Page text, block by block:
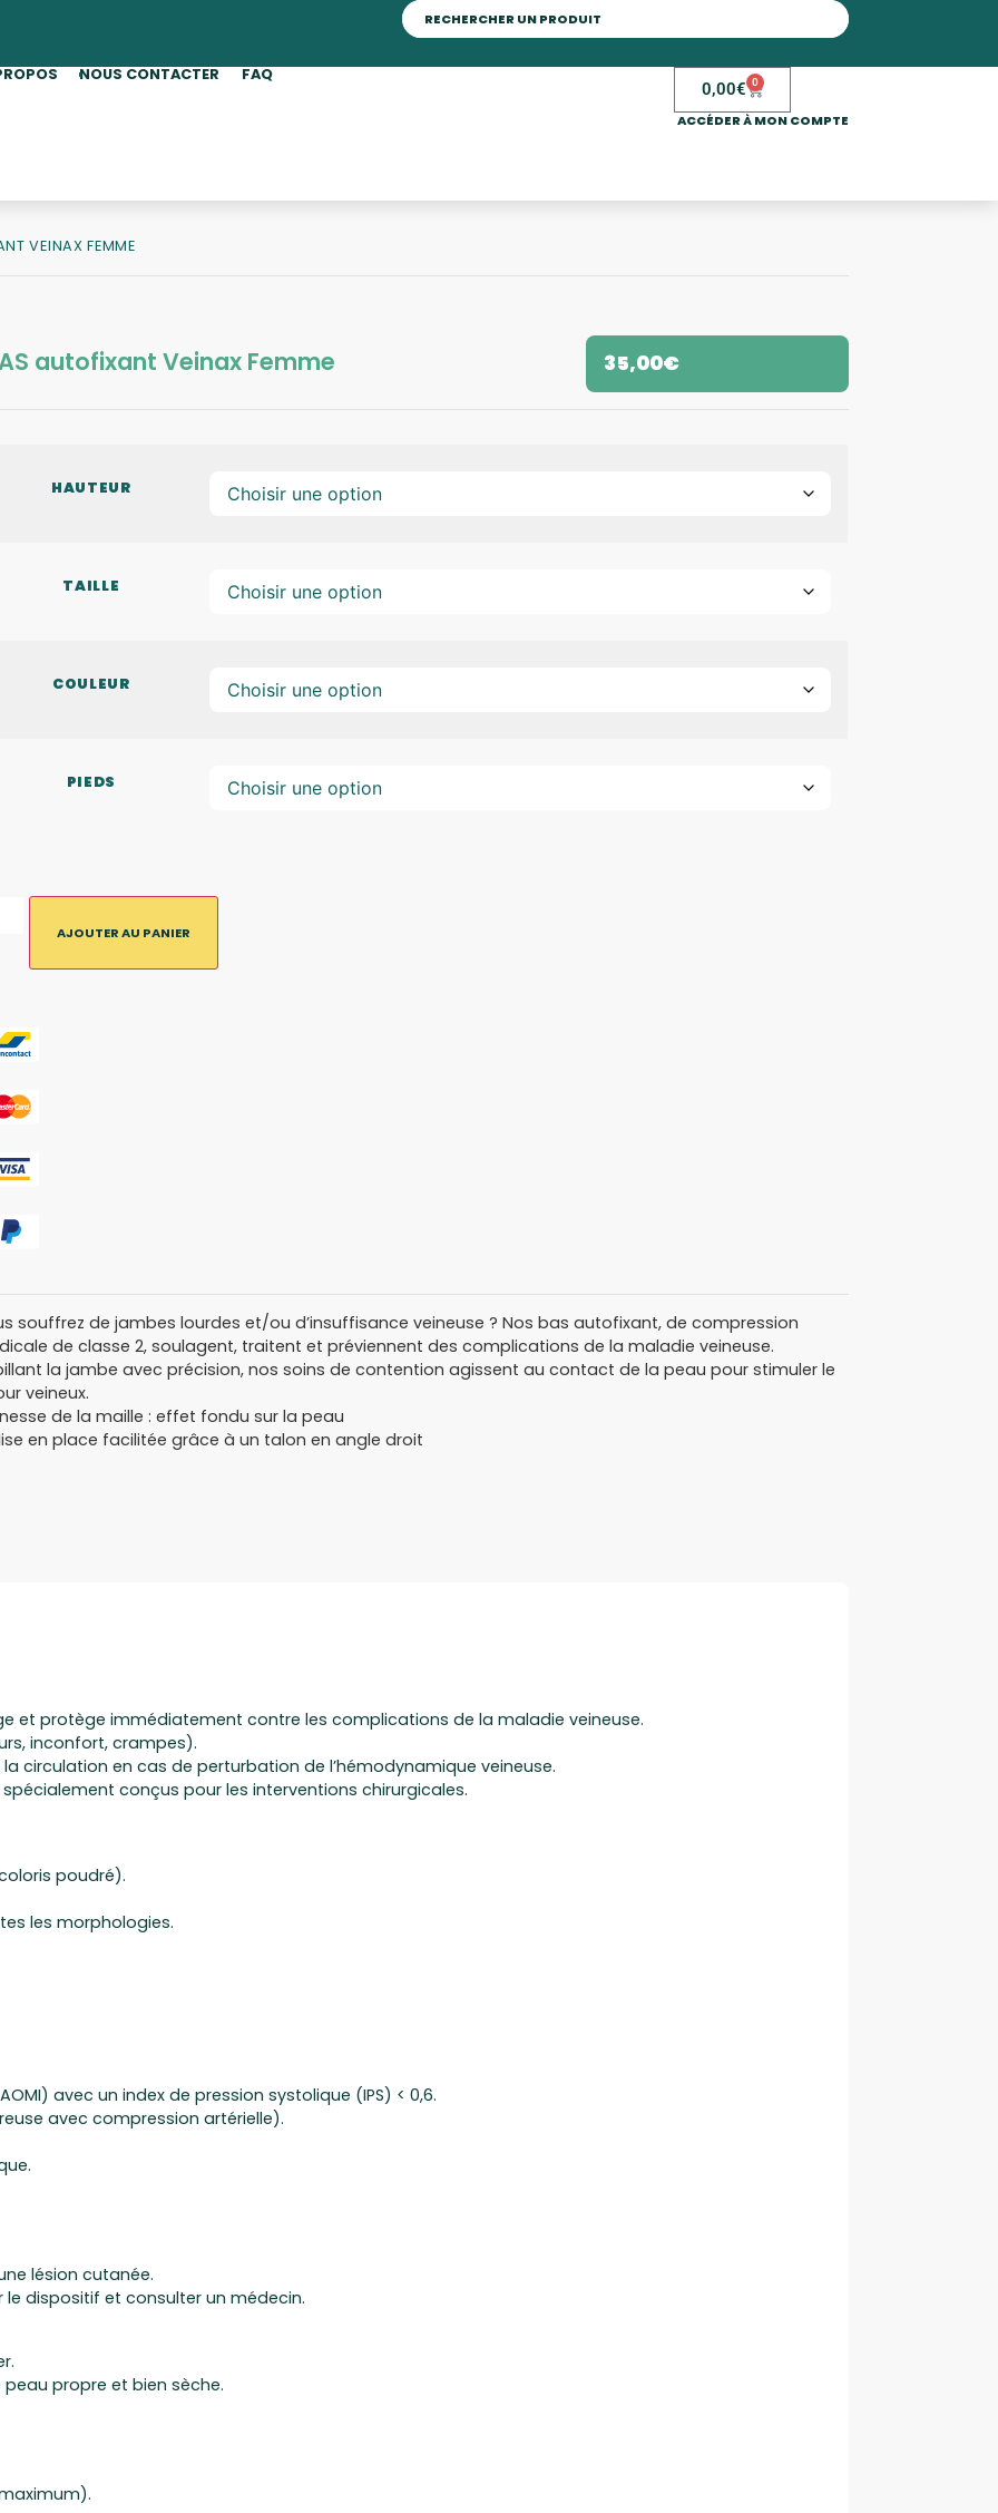
NOUS CONTACTER FAQ
0,00€ 0
ACCÉDER À MON COMPTE
VEINAX FEMME
autofixant Veinax Femme 35,00€
HAUTEUR
TAILLE
COULEUR
PIEDS
AJOUTER AU PANIER
souffrez de jambes lourdes et/ou d’insuffisance veineuse ? Nos bas autofixant, de compression
de classe 2, soulagent, traitent et préviennent des complications de la maladie veineuse.
la jambe avec précision, nos soins de contention agissent au contact de la peau pour stimuler le
veineux.
de la maille : effet fondu sur la peau
en place facilitée grâce à un talon en angle droit
et protège immédiatement contre les complications de la maladie veineuse.
inconfort, crampes).
la circulation en cas de perturbation de l’hémodynamique veineuse.
conçus pour les interventions chirurgicales.
poudré).
les morphologies.
avec un index de pression systolique (IPS) < 0,6.
avec compression artérielle).
lésion cutanée.
dispositif et consulter un médecin.
peau propre et bien sèche.